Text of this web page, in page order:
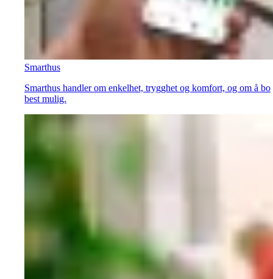
Smarthus
Smarthus handler om enkelhet, trygghet og komfort, og om å bo
best mulig.